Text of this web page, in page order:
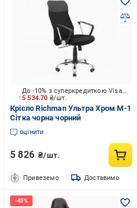
5 534.70 ₴/шт.
До -10% з суперкредиткою Visa Вигода
Крісло Richman Ультра Хром М-1
Сітка чорна чорний
оцінити
5 826 ₴/шт.
Привеземо Доставимо